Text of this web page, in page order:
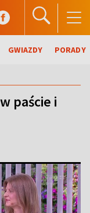
GWIAZDY PORADY
paście i